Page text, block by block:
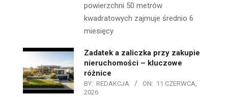
powierzchni 50 metrów
kwadratowych zajmuje średnio 6
miesięcy
Zadatek a zaliczka przy zakupie
nieruchomości – kluczowe
różnice
BY: REDAKCJA ON: 11 CZERWCA,
2026